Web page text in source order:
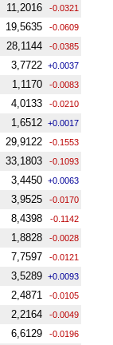
11,2016 -0.0321
19,5635 -0.0609
28,1144 -0.0385
3,7722 +0.0037
1,1170 -0.0083
4,0133 -0.0210
1,6512 +0.0017
29,9122 -0.1553
33,1803 -0.1093
3,4450 +0.0063
3,9525 -0.0170
8,4398 -0.1142
1,8828 -0.0028
7,7597 -0.0121
3,5289 +0.0093
2,4871 -0.0105
2,2164 -0.0049
6,6129 -0.0196